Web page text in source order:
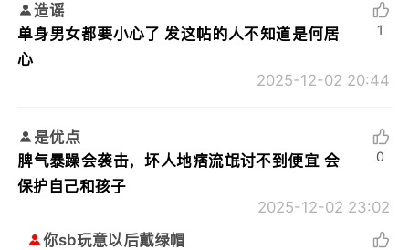
造谣
单身男女都要小心了 发这帖的人不知道是何居
心
2025-12-02 20:44
1
是优点
脾气暴躁会袭击，坏人地痞流氓讨不到便宜 会
保护自己和孩子
2025-12-02 23:02
0
你sb玩意以后戴绿帽